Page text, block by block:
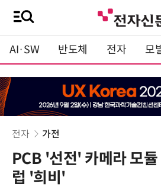
AI·SW 반도체 전자 모
전자 가전
PCB '선전' 카메라 모
럽 '희비'